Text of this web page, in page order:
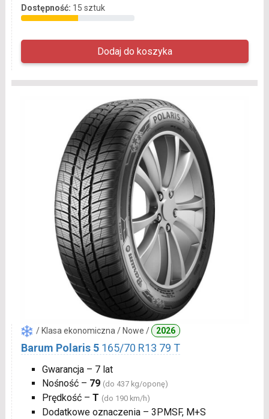
Dostępność: 15 sztuk
/ Klasa ekonomiczna / Nowe / 2026
Barum Polaris 5 165/70 R13 79 T
Gwarancja – 7 lat
Nośność – 79 (do 437 kg/oponę)
Prędkość – T (do 190 km/h)
Dodatkowe oznaczenia – 3PMSF, M+S